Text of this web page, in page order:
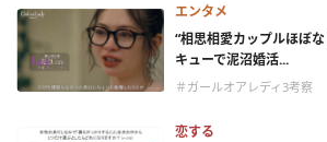
エンタメ
“相思相愛カップルほぼ
キューで泥沼婚活...
＃ガールオアレディ3考察
恋する